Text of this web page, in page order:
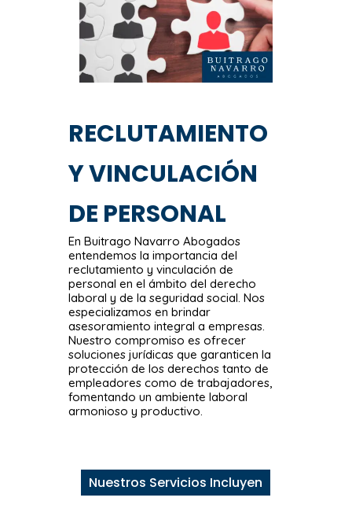
RECLUTAMIENTO
Y VINCULACIÓN
DE PERSONAL
En Buitrago Navarro Abogados
entendemos la importancia del
reclutamiento y vinculación de
personal en el ámbito del derecho
laboral y de la seguridad social. Nos
especializamos en brindar
asesoramiento integral a empresas.
Nuestro compromiso es ofrecer
soluciones jurídicas que garanticen la
protección de los derechos tanto de
empleadores como de trabajadores,
fomentando un ambiente laboral
armonioso y productivo.
Nuestros Servicios Incluyen